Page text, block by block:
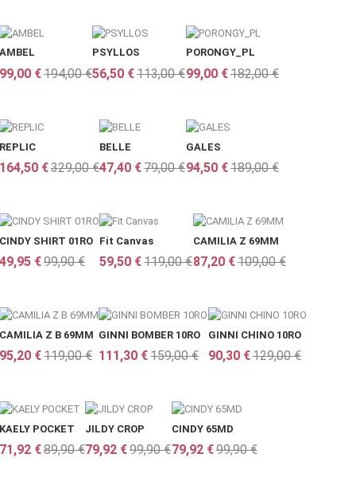
AMBEL
99,00 €194,00 €
PSYLLOS
56,50 €113,00 €
PORONGY_PL
99,00 €182,00 €
REPLIC
164,50 €329,00 €
BELLE
47,40 €79,00 €
GALES
94,50 €189,00 €
CINDY SHIRT 01RO
49,95 €99,90 €
Fit Canvas
59,50 €119,00 €
CAMILIA Z 69MM
87,20 €109,00 €
CAMILIA Z B 69MM
95,20 €119,00 €
GINNI BOMBER 10RO
111,30 €159,00 €
GINNI CHINO 10RO
90,30 €129,00 €
KAELY POCKET
71,92 €89,90 €
JILDY CROP
79,92 €99,90 €
CINDY 65MD
79,92 €99,90 €